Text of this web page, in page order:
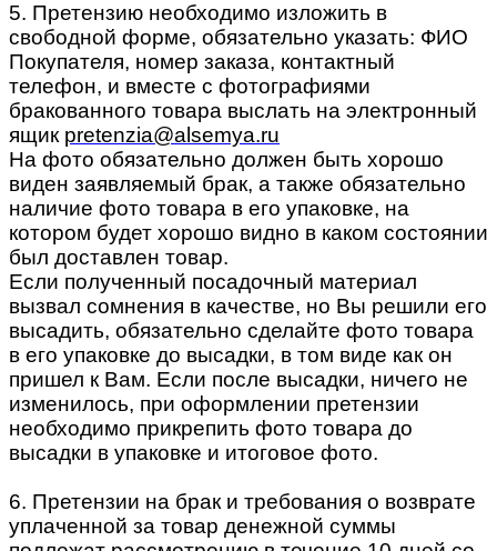
5. Претензию необходимо изложить в
свободной форме, обязательно указать: ФИО
Покупателя, номер заказа, контактный
телефон, и вместе с фотографиями
бракованного товара выслать на электронный
ящик pretenzia@alsemya.ru
На фото обязательно должен быть хорошо
виден заявляемый брак, а также обязательно
наличие фото товара в его упаковке, на
котором будет хорошо видно в каком состоянии
был доставлен товар.
Если полученный посадочный материал
вызвал сомнения в качестве, но Вы решили его
высадить, обязательно сделайте фото товара
в его упаковке до высадки, в том виде как он
пришел к Вам. Если после высадки, ничего не
изменилось, при оформлении претензии
необходимо прикрепить фото товара до
высадки в упаковке и итоговое фото.
6. Претензии на брак и требования о возврате
уплаченной за товар денежной суммы